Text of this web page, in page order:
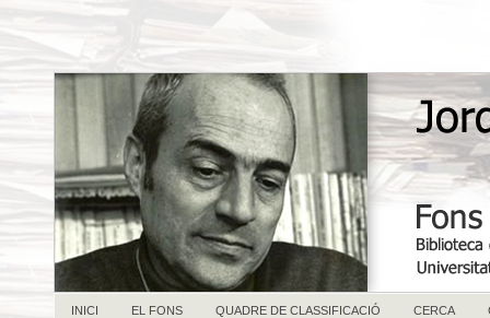
INICI EL FONS QUADRE DE CLASSIFICACIÓ CERCA